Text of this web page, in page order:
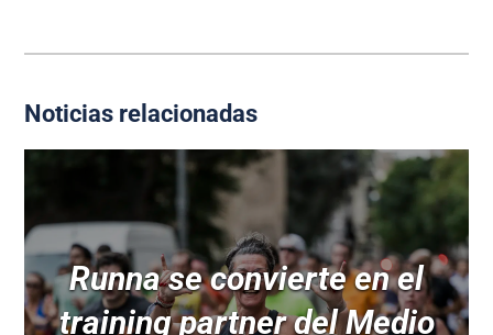
Noticias relacionadas
Runna se convierte en el
training partner del Medio